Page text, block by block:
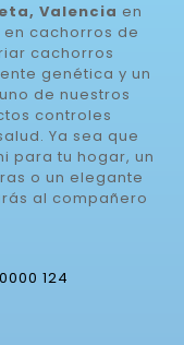
Valencia en
cachorros de
cachorros
genética y un
de nuestros
controles
Ya sea que
para tu hogar, un
o un elegante
al compañero
124